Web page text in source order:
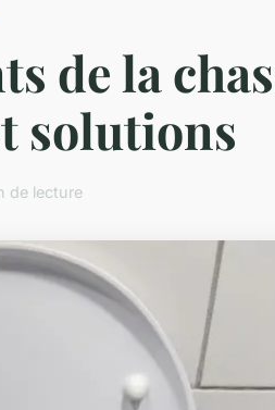
de la
solutions
de lecture